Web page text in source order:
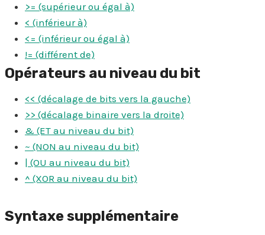
>= (supérieur ou égal à)
< (inférieur à)
<= (inférieur ou égal à)
!= (différent de)
Opérateurs au niveau du bit
<< (décalage de bits vers la gauche)
>> (décalage binaire vers la droite)
& (ET au niveau du bit)
~ (NON au niveau du bit)
| (OU au niveau du bit)
^ (XOR au niveau du bit)
Syntaxe supplémentaire